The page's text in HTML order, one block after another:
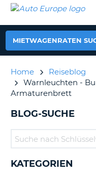
MIETWAGEN
AUTO
EUROPE
MIETWAGEN
WOHNMOBILE
PARTNER
HILFE
MEIN
KONTO
MEINE
DEUTSCHLAND
MIETWAGENRATEN
Home
Reiseblog
Warnleuchten -
Armaturenbrett
BLOG-SUCHE
KATEGORIEN